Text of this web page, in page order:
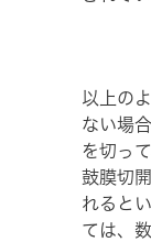
以上の
ない場
を切っ
鼓膜切
れると
ては、